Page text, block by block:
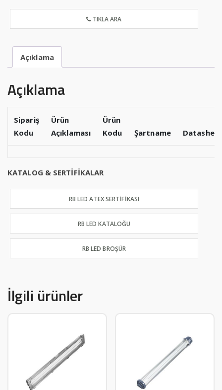
TIKLA ARA
Açıklama
Açıklama
Sipariş
Kodu
Ürün
Açıklaması
Ürün
Kodu
Şartname
KATALOG & SERTİFİKALAR
RB LED ATEX SERTİFİKASI
RB LED KATALOĞU
RB LED BROŞÜR
İlgili ürünler